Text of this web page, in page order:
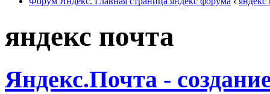
яндекс почта
Яндекс.Почта -